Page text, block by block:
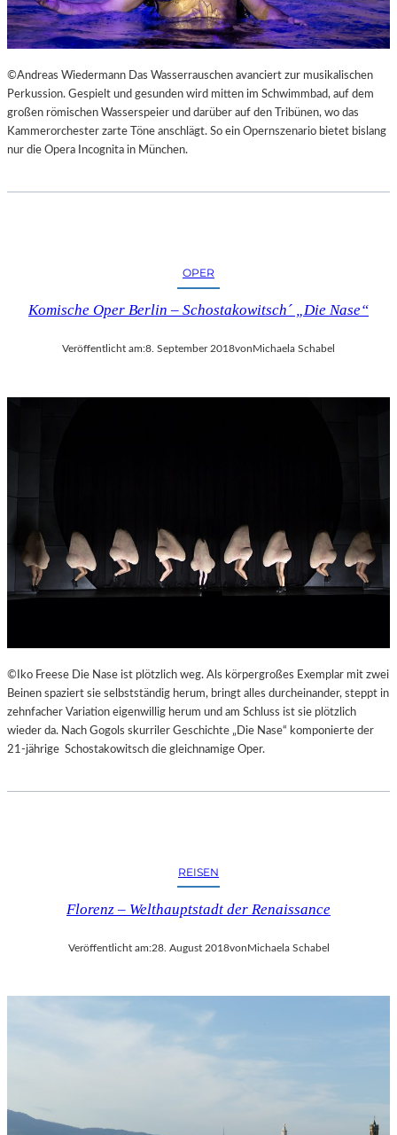
©Andreas Wiedermann Das Wasserrauschen avanciert zur musikalischen
Perkussion. Gespielt und gesunden wird mitten im Schwimmbad, auf dem
großen römischen Wasserspeier und darüber auf den Tribünen, wo das
Kammerorchester zarte Töne anschlägt. So ein Opernszenario bietet bislang
nur die Opera Incognita in München.
OPER
Komische Oper Berlin – Schostakowitsch´ „Die Nase“
Veröffentlicht am:8. September 2018von Michaela Schabel
©Iko Freese Die Nase ist plötzlich weg. Als körpergroßes Exemplar mit zwei
Beinen spaziert sie selbstständig herum, bringt alles durcheinander, steppt in
zehnfacher Variation eigenwillig herum und am Schluss ist sie plötzlich
wieder da. Nach Gogols skurriler Geschichte „Die Nase“ komponierte der
21-jährige Schostakowitsch die gleichnamige Oper.
REISEN
Florenz – Welthauptstadt der Renaissance
Veröffentlicht am:28. August 2018vonMichaela Schabel